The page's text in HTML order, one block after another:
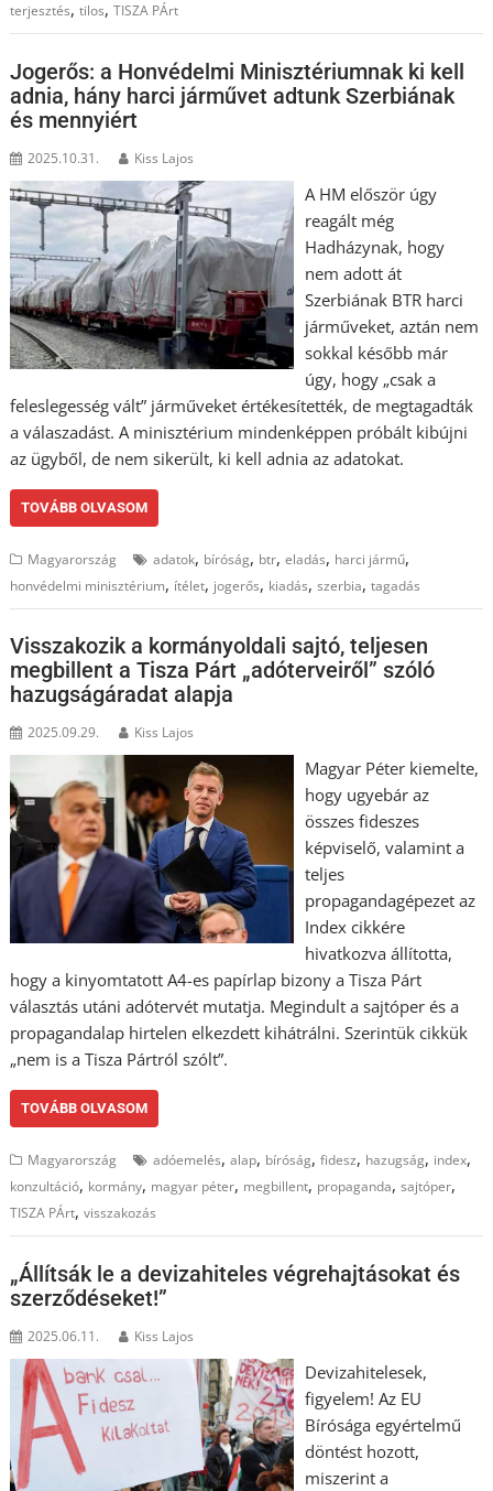
terjesztés,tilos,TISZA PÁrt
Jogerős: a Honvédelmi Minisztériumnak ki kell
adnia, hány harci járművet adtunk Szerbiának
és mennyiért
2025.10.31. Kiss Lajos
A HM először úgy
reagált még
Hadházynak, hogy
nem adott át
Szerbiának BTR harci
járműveket, aztán nem
sokkal később már
úgy, hogy „csak a
feleslegesség vált” járműveket értékesítették, de megtagadták
a válaszadást. A minisztérium mindenképpen próbált kibújni
az ügyből, de nem sikerült, ki kell adnia az adatokat.
TOVÁBB OLVASOM
Magyarország adatok, bíróság, btr,eladás, harci jármű,
honvédelmi minisztérium, ítélet, jogerős, kiadás,szerbia,tagadás
Visszakozik a kormányoldali sajtó, teljesen
megbillent a Tisza Párt „adóterveiről” szóló
hazugságáradat alapja
2025.09.29. Kiss Lajos
Magyar Péter kiemelte,
hogy ugyebár az
összes fideszes
képviselő, valamint a
teljes
propagandagépezet az
Index cikkére
hivatkozva állította,
hogy a kinyomtatott A4-es papírlap bizony a Tisza Párt
választás utáni adótervét mutatja. Megindult a sajtóper és a
propagandalap hirtelen elkezdett kihátrálni. Szerintük cikkük
„nem is a Tisza Pártról szólt”.
TOVÁBB OLVASOM
Magyarország adóemelés,alap, bíróság,fidesz, hazugság, index,
konzultáció, kormány, magyar péter, megbillent, propaganda,sajtóper,
TISZA PÁrt,visszakozás
„Állítsák le a devizahiteles végrehajtásokat és
szerződéseket!”
2025.06.11. Kiss Lajos
Devizahitelesek,
figyelem! Az EU
Bírósága egyértelmű
döntést hozott,
miszerint a